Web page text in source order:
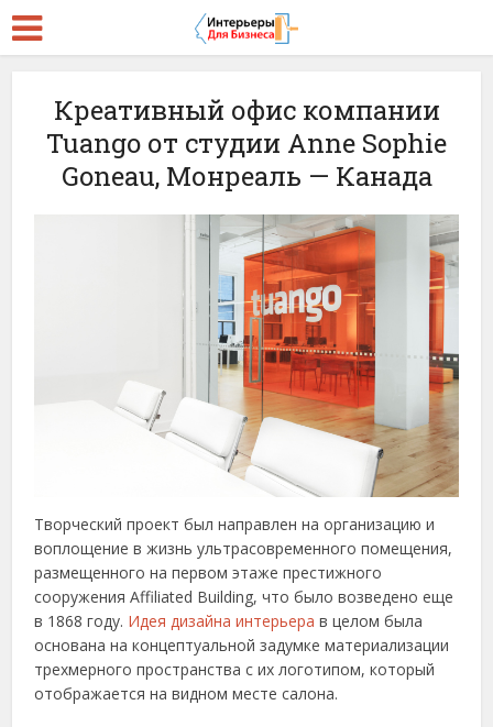
Креативный офис компании
Tuango от студии Anne Sophie
Goneau, Монреаль — Канада
Творческий проект был направлен на организацию и
воплощение в жизнь ультрасовременного помещения,
размещенного на первом этаже престижного
сооружения Affiliated Building, что было возведено еще
в 1868 году. Идея дизайна интерьера в целом была
основана на концептуальной задумке материализации
трехмерного пространства с их логотипом, который
отображается на видном месте салона.